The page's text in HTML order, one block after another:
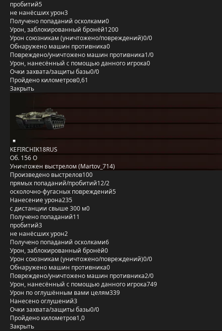
пробитий5
не нанёсших урон3
Получено попаданий осколками0
Урон, заблокированный бронёй1200
Урон союзникам (уничтожено/повреждений)0/0
Обнаружено машин противника0
Повреждено/уничтожено машин противника1/0
Урон, нанесённый с помощью данного игрока0
Очки захвата/защиты базы0/0
Пройдено километров0,61
Закрыть
KEFIRCHIK18RUS
Об. 156 О
Уничтожен выстрелом (Martov_714)
Произведено выстрелов100
прямых попаданий/пробитий12/2
осколочно-фугасных повреждений5
Нанесение урона235
с дистанции свыше 300 м0
Получено попаданий11
пробитий3
не нанёсших урон2
Получено попаданий осколками6
Урон, заблокированный бронёй0
Урон союзникам (уничтожено/повреждений)0/0
Обнаружено машин противника0
Повреждено/уничтожено машин противника2/0
Урон, нанесённый с помощью данного игрока749
Урон по оглушённым вами целям339
Нанесено оглушений3
Очки захвата/защиты базы0/0
Пройдено километров1,0
Закрыть